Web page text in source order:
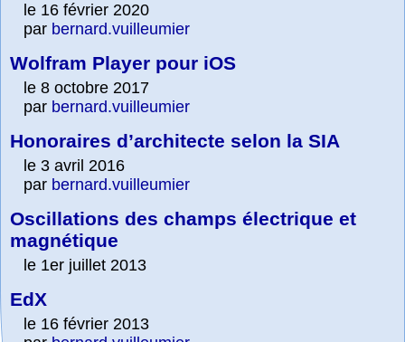
le 16 février 2020
par bernard.vuilleumier
Wolfram Player pour iOS
le 8 octobre 2017
par bernard.vuilleumier
Honoraires d’architecte selon la SIA
le 3 avril 2016
par bernard.vuilleumier
Oscillations des champs électrique et
magnétique
le 1er juillet 2013
EdX
le 16 février 2013